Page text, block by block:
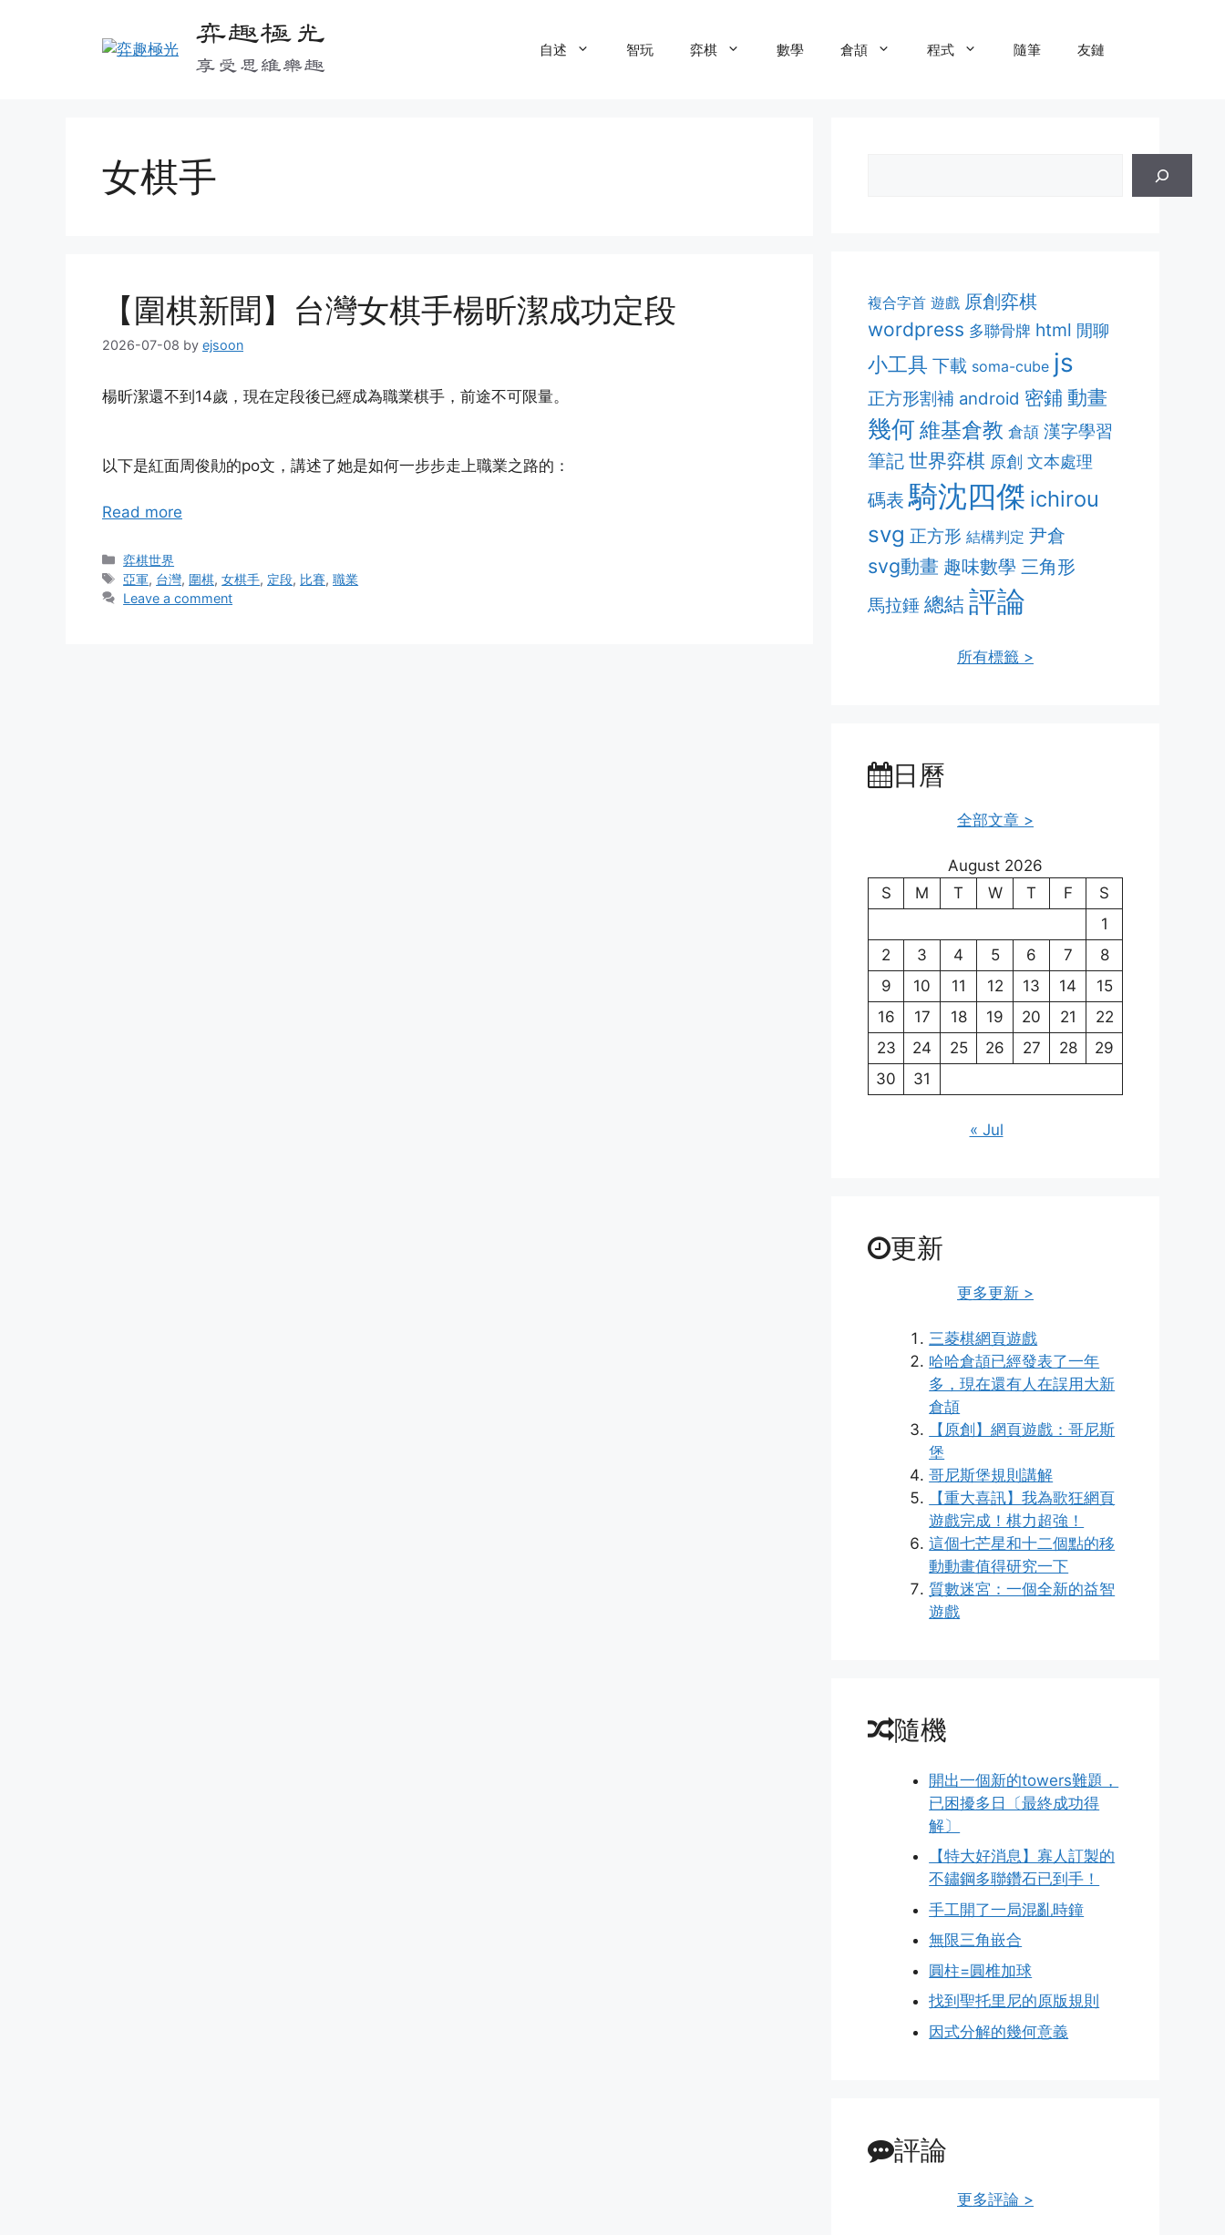
弈趣極光
享受思維樂趣
自述 智玩 弈棋 數學 倉頡 程式 隨筆 友鏈
女棋手
【圍棋新聞】台灣女棋手楊昕潔成功定段
2026-07-08 by ejsoon
楊昕潔還不到14歲，現在定段後已經成為職業棋手，前途不可限量。
以下是紅面周俊勛的po文，講述了她是如何一步步走上職業之路的：
Read more
Categories
弈棋世界
Tags
亞軍, 台灣, 圍棋,女棋手, 定段, 比賽,職業
Leave a comment
複合字首 遊戲 原創弈棋
wordpress 多聯骨牌 html 閒聊
小工具 下載 soma-cube js
正方形割補 android 密鋪動畫
幾何維基倉教 倉頡 漢字學習
筆記 世界弈棋 原創 文本處理
碼表 騎沈四傑 ichirou
svg 正方形 結構判定 尹倉
svg動畫 趣味數學 三角形
馬拉錘 總結 評論
所有標籤 >
日曆
全部文章 >
August 2026
S
M T W T F
S
1
2
3 4 5 6 7
8
9
10 11 12 13 14
15
16
17 18 19 20 21
22
23
24 25 26 27 28
29
30
31
« Jul
更新
更多更新 >
三菱棋網頁遊戲
哈哈倉頡已經發表了一年
多，現在還有人在誤用大新
倉頡
【原創】網頁遊戲：哥尼斯
堡
哥尼斯堡規則講解
【重大喜訊】我為歌狂網頁
遊戲完成！棋力超強！
這個七芒星和十二個點的移
動動畫值得研究一下
質數迷宮：一個全新的益智
遊戲
隨機
開出一個新的towers難題，
已困擾多日〔最終成功得
解〕
【特大好消息】寡人訂製的
不鏽鋼多聯鑽石已到手！
手工開了一局混亂時鐘
無限三角嵌合
圓柱=圓椎加球
找到聖托里尼的原版規則
因式分解的幾何意義
評論
更多評論 >